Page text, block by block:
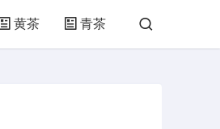
黄茶 青茶